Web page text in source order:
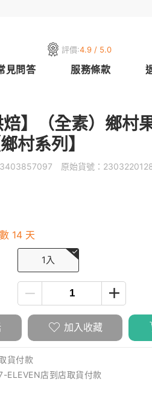
評價:4.9 / 5.0
見問答 服務條款
焙】（全素）鄉
村系列】
原始貨號：
14 天
1入
加入收藏
貨付款
ELEVEN店到店取貨付款